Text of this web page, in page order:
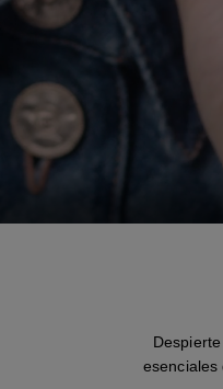
esenciales